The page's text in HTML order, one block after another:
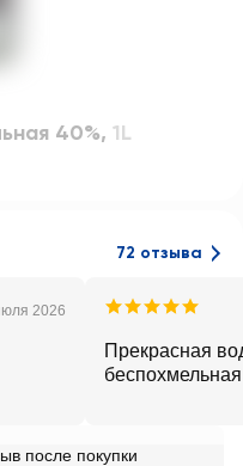
40%, 1L
72 отзыва
2026
Прекрасная
после покупки